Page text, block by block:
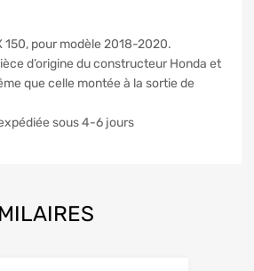
150, pour modèle 2018-2020.
d’origine du constructeur Honda et
que celle montée à la sortie de
sous 4-6 jours